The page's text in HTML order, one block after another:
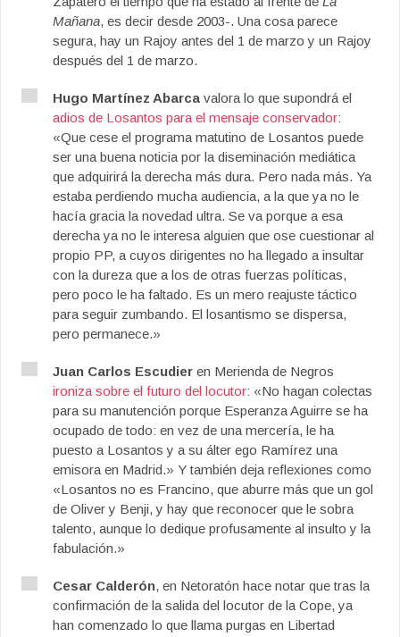
Mañana, es decir desde 2003-. Una cosa parece
segura, hay un Rajoy antes del 1 de marzo y un Rajoy
después del 1 de marzo.
Hugo Martínez Abarca valora lo que supondrá el
adios de Losantos para el mensaje conservador:
«Que cese el programa matutino de Losantos puede
ser una buena noticia por la diseminación mediática
que adquirirá la derecha más dura. Pero nada más. Ya
estaba perdiendo mucha audiencia, a la que ya no le
hacía gracia la novedad ultra. Se va porque a esa
derecha ya no le interesa alguien que ose cuestionar al
propio PP, a cuyos dirigentes no ha llegado a insultar
con la dureza que a los de otras fuerzas políticas,
pero poco le ha faltado. Es un mero reajuste táctico
para seguir zumbando. El losantismo se dispersa,
pero permanece.»
Juan Carlos Escudier en Merienda de Negros
ironiza sobre el futuro del locutor: «No hagan colectas
para su manutención porque Esperanza Aguirre se ha
ocupado de todo: en vez de una mercería, le ha
puesto a Losantos y a su álter ego Ramírez una
emisora en Madrid.» Y también deja reflexiones como
«Losantos no es Francino, que aburre más que un gol
de Oliver y Benji, y hay que reconocer que le sobra
talento, aunque lo dedique profusamente al insulto y la
fabulación.»
Cesar Calderón, en Netoratón hace notar que tras la
confirmación de la salida del locutor de la Cope, ya
han comenzado lo que llama purgas en Libertad